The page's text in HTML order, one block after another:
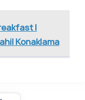
|
Konaklama